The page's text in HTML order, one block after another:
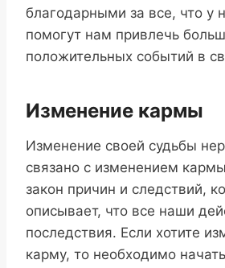
благодарными за все, что у
помогут нам привлечь
положительных событий в
Изменение кармы
Изменение своей судьбы
связано с изменением
закон причин и следствий,
описывает, что все наши
последствия. Если хотите
карму, то необходимо